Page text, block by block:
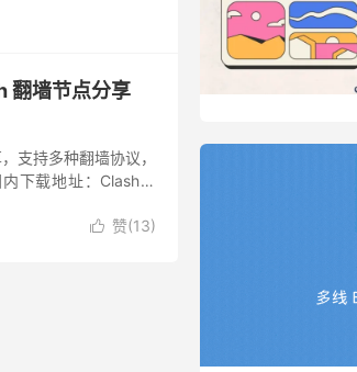
墙节点分享
支持多种翻墙协议，
下载地址：Clash、
 赞(13)